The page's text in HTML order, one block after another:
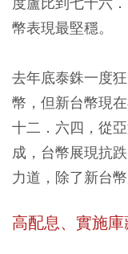
幣表現最堅穩。
去年底泰銖一度
幣，但新台幣現
十二．六四，從
成，台幣展現抗
力道，除了新台
高配息、實施